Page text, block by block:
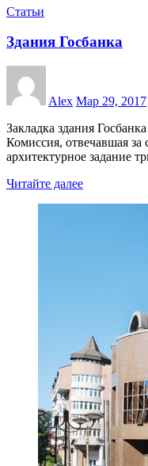
Статьи
Здания Госбанка
Alex Мар 29, 2017
Закладка здания
Комиссия, отвечавшая за
архитектурное задание
Читайте далее